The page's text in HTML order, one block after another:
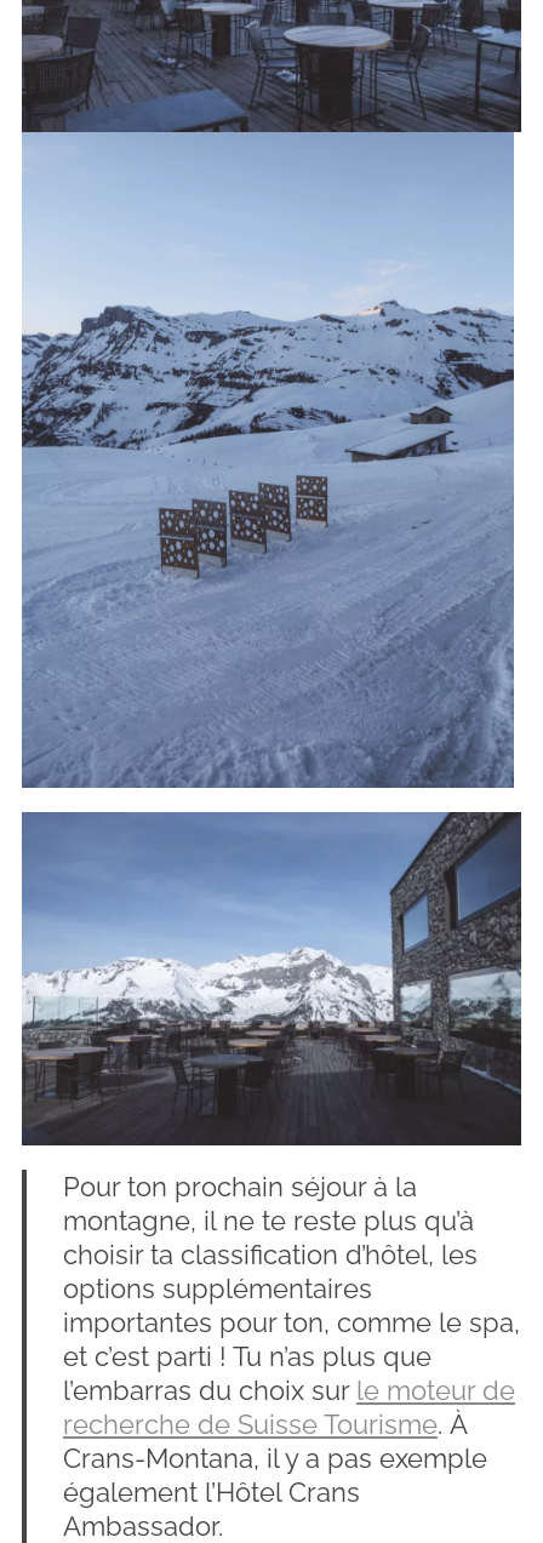
Pour ton prochain séjour à la
montagne, il ne te reste plus qu’à
choisir ta classification d’hôtel, les
options supplémentaires
importantes pour ton, comme le spa,
et c’est parti ! Tu n’as plus que
l’embarras du choix sur le moteur de
recherche de Suisse Tourisme. À
Crans-Montana, il y a pas exemple
également l’Hôtel Crans
Ambassador.